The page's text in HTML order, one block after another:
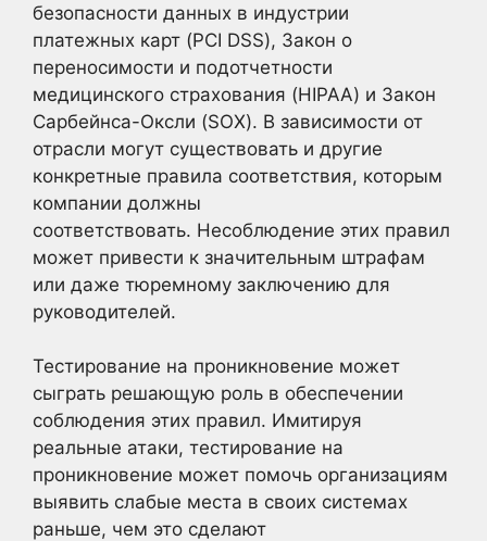
безопасности данных в индустрии
платежных карт (PCI DSS), Закон о
переносимости и подотчетности
медицинского страхования (HIPAA) и Закон
Сарбейнса-Оксли (SOX). В зависимости от
отрасли могут существовать и другие
конкретные правила соответствия, которым
компании должны
соответствовать. Несоблюдение этих правил
может привести к значительным штрафам
или даже тюремному заключению для
руководителей.
Тестирование на проникновение может
сыграть решающую роль в обеспечении
соблюдения этих правил. Имитируя
реальные атаки, тестирование на
проникновение может помочь организациям
выявить слабые места в своих системах
раньше, чем это сделают